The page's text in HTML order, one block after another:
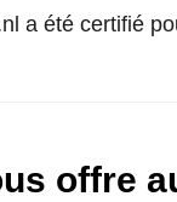
a été certifié
offre